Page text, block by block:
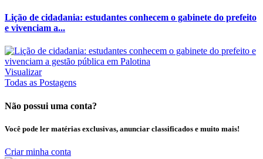
Lição de cidadania: estudantes conhecem o gabinete do prefeito
e vivenciam a...
Visualizar
Todas as Postagens
Não possui uma conta?
Você pode ler matérias exclusivas, anunciar classificados e muito mais!
Criar minha conta